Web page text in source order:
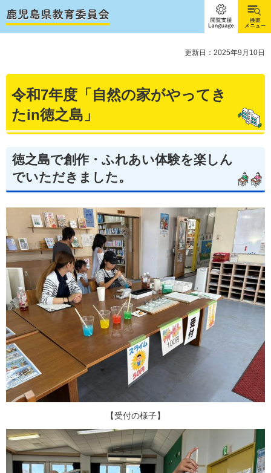
閲覧支
援
Language
検索メ
ニュー
更新日：2025年9月10日
令和7年度「自然の家がやってき
たin徳之島」
徳之島で創作・ふれあい体験を楽しん
でいただきました。
【受付の様子】